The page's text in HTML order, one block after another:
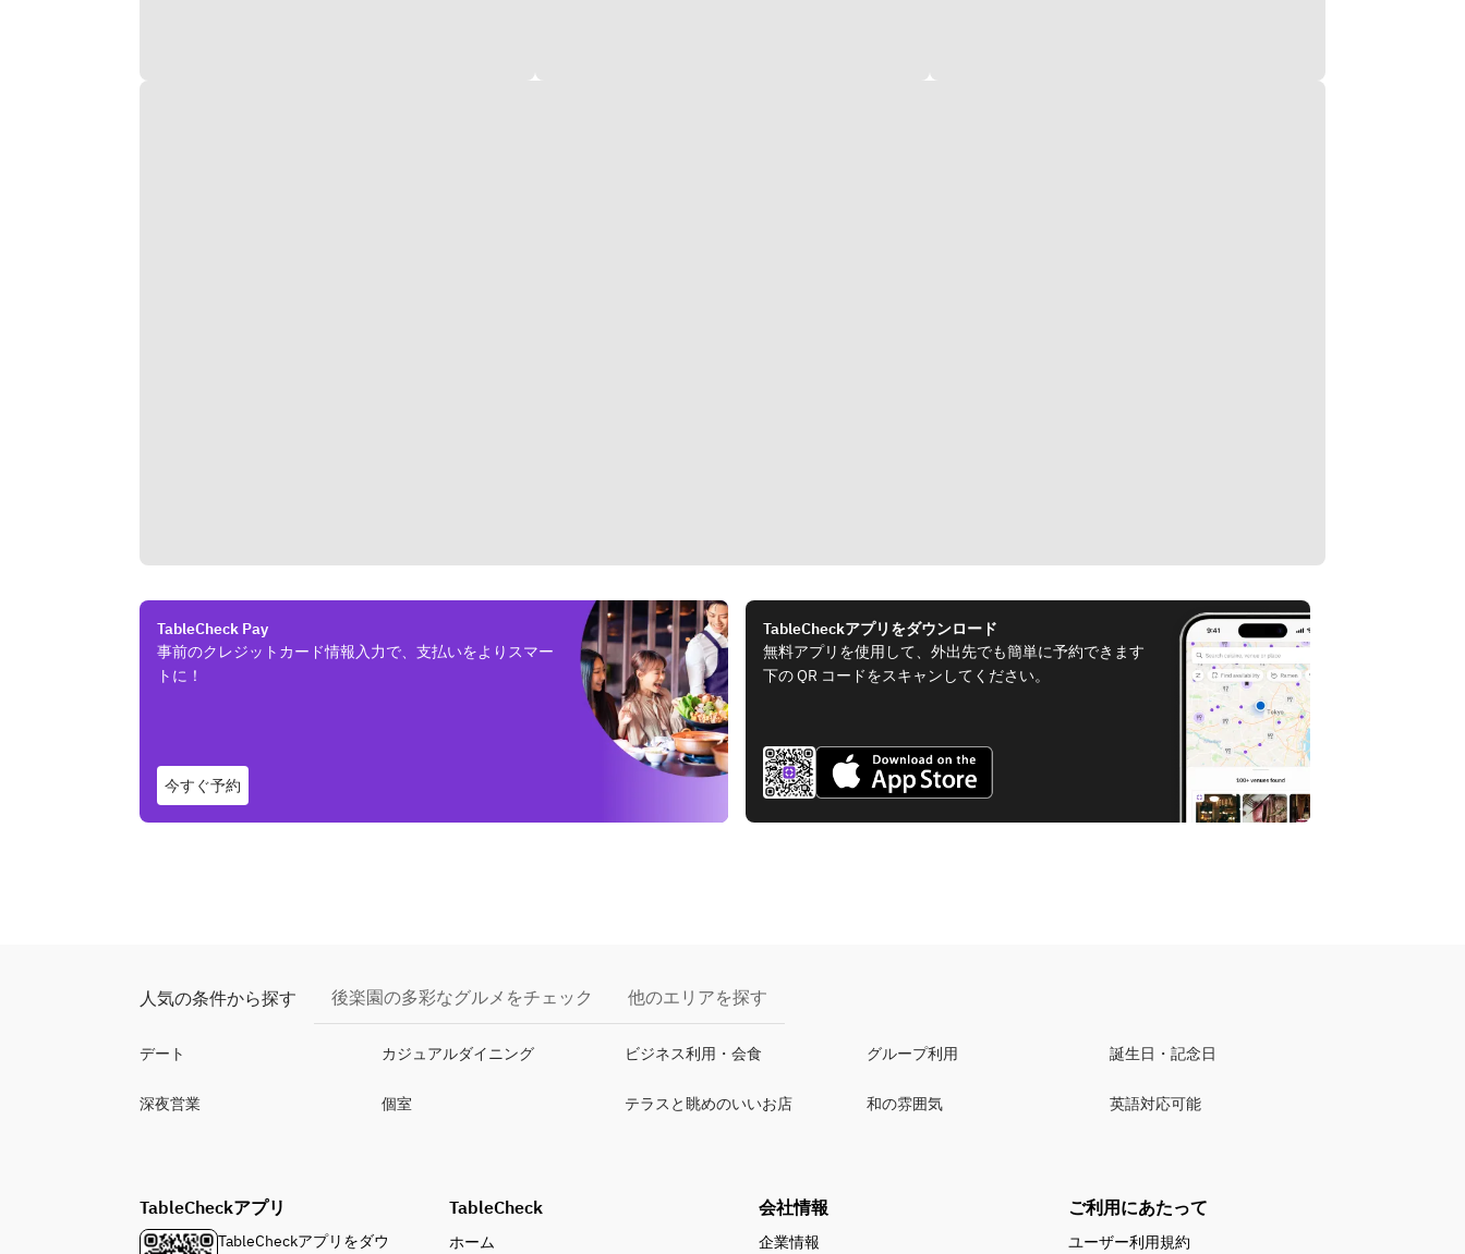
TableCheck Pay
事前のクレジットカード情報入力で、支払いをよりスマー
トに！
今すぐ予約
TableCheckアプリをダウンロード
無料アプリを使用して、外出先でも簡単に予約できます
下の QR コードをスキャンしてください。
人気の条件から探す 後楽園の多彩なグルメをチェック 他のエリアを探す
デート カジュアルダイニング ビジネス利用・会食 グループ利用 誕生日・記念日
深夜営業 個室 テラスと眺めのいいお店 和の雰囲気 英語対応可能
TableCheckアプリ
TableCheckアプリをダウ
TableCheck
ホーム
会社情報
企業情報
ご利用にあたって
ユーザー利用規約